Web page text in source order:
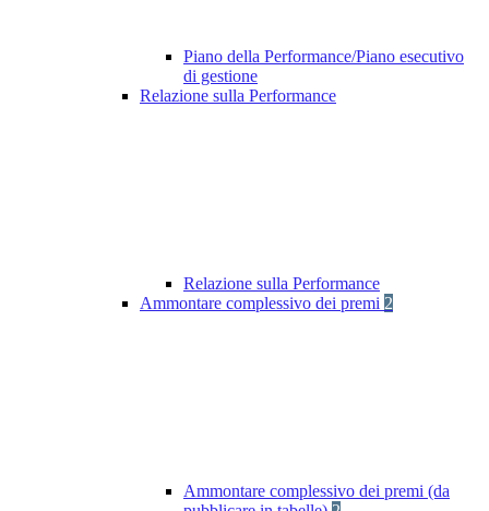
Piano della Performance/Piano esecutivo
di gestione
Relazione sulla Performance
Relazione sulla Performance
Ammontare complessivo dei premi 2
Ammontare complessivo dei premi (da